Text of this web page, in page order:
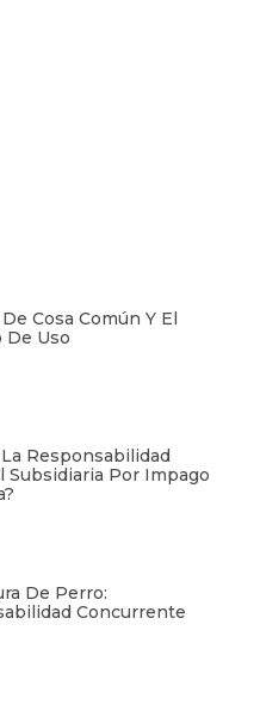
Cosa Común Y El
De Uso
La Responsabilidad
Subsidiaria Por Impago
De Perro:
Concurrente